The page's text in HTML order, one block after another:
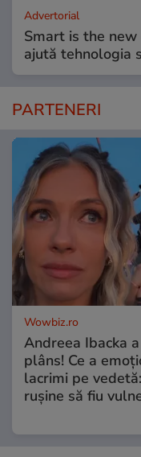
Advertorial
Smart is the new
ajută tehnologia
PARTENERI
Wowbiz.ro
Andreea Ibacka
plâns! Ce a
lacrimi pe
rușine să fiu